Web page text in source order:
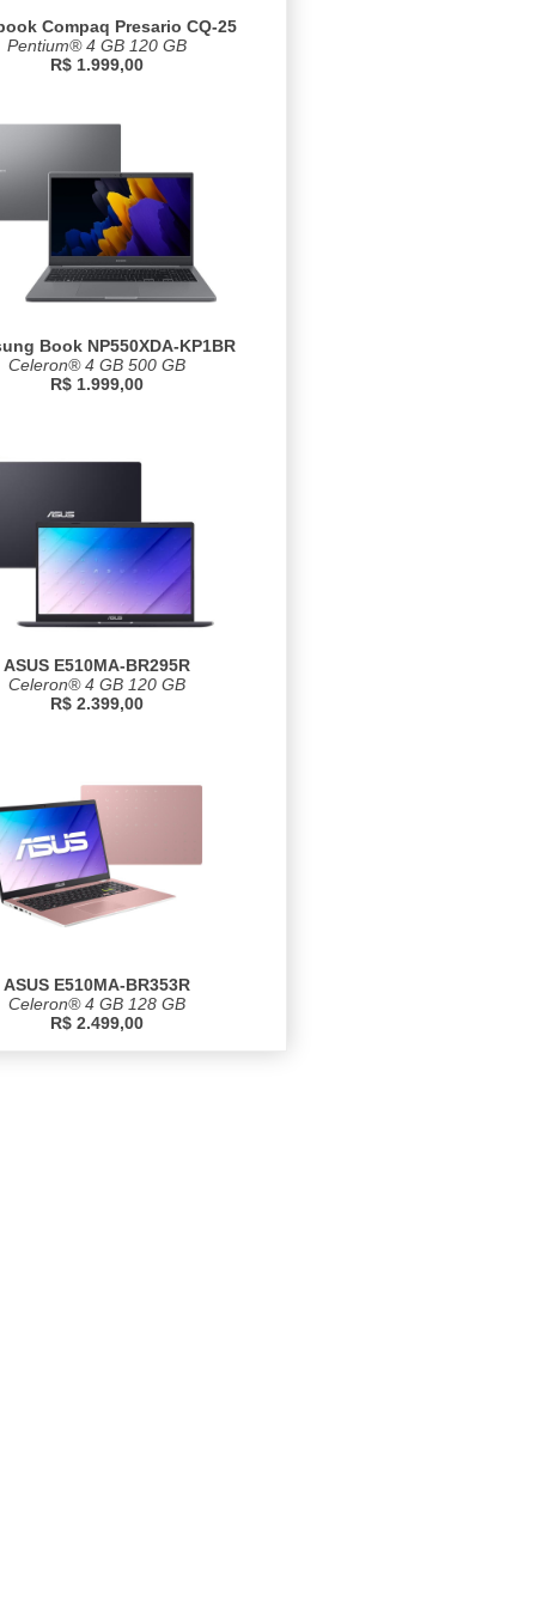
Compaq Presario CQ-25
Pentium® 4 GB 120 GB
R$ 1.999,00
Book NP550XDA-KP1BR
Celeron® 4 GB 500 GB
R$ 1.999,00
ASUS E510MA-BR295R
Celeron® 4 GB 120 GB
R$ 2.399,00
ASUS E510MA-BR353R
Celeron® 4 GB 128 GB
R$ 2.499,00